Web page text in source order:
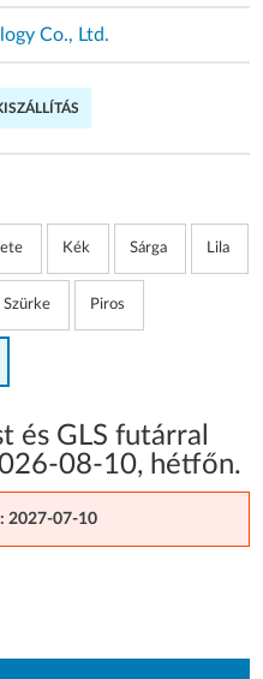
Co., Ltd.
Kék Sárga Lila
Szürke Piros
és GLS futárral
08-10, hétfőn.
: 2027-07-10